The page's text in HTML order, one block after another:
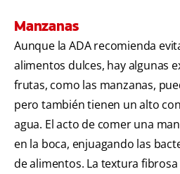
Manzanas
Aunque la ADA recomienda
alimentos dulces, hay algunas
frutas, como las manzanas,
pero también tienen un alto
agua. El acto de comer una
en la boca, enjuagando las
de alimentos. La textura